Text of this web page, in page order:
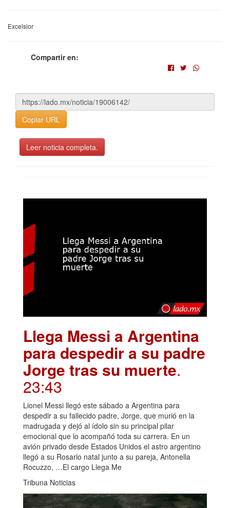
Excelsior
Compartir en:
Copiar URL
Leer noticia completa.
Llega Messi a Argentina
para despedir a su padre
Jorge tras su muerte.
23:43
Lionel Messi llegó este sábado a Argentina para
despedir a su fallecido padre, Jorge, que murió en la
madrugada y dejó al ídolo sin su principal pilar
emocional que lo acompañó toda su carrera. En un
avión privado desde Estados Unidos el astro argentino
llegó a su Rosario natal junto a su pareja, Antonella
Rocuzzo, …El cargo Llega Me
Tribuna Noticias